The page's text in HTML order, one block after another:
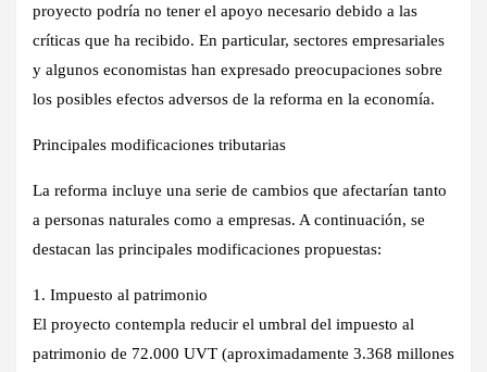
proyecto podría no tener el apoyo necesario debido a las
críticas que ha recibido. En particular, sectores empresariales
y algunos economistas han expresado preocupaciones sobre
los posibles efectos adversos de la reforma en la economía.
Principales modificaciones tributarias
La reforma incluye una serie de cambios que afectarían tanto
a personas naturales como a empresas. A continuación, se
destacan las principales modificaciones propuestas:
1. Impuesto al patrimonio
El proyecto contempla reducir el umbral del impuesto al
patrimonio de 72.000 UVT (aproximadamente 3.368 millones